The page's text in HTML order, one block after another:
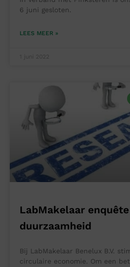
6 juni gesloten.
LEES MEER »
1 juni 2022
LabMakelaar enquête
duurzaamheid
Bij LabMakelaar Benelux B.V.
circulaire economie. Om een